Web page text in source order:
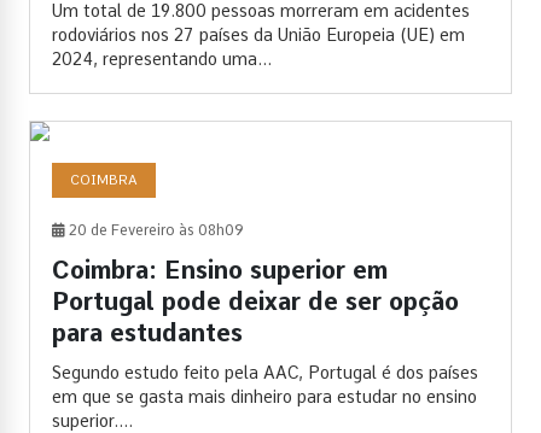
Um total de 19.800 pessoas morreram em acidentes
rodoviários nos 27 países da União Europeia (UE) em
2024, representando uma...
COIMBRA
20 de Fevereiro às 08h09
Coimbra: Ensino superior em
Portugal pode deixar de ser opção
para estudantes
Segundo estudo feito pela AAC, Portugal é dos países
em que se gasta mais dinheiro para estudar no ensino
superior....